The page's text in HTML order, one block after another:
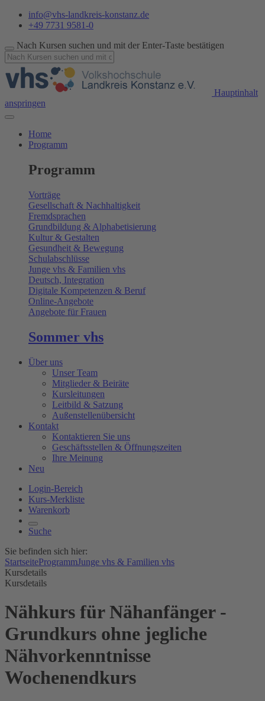
info@vhs-landkreis-konstanz.de
+49 7731 9581-0
Nach Kursen suchen und mit der Enter-Taste bestätigen
Hauptinhalt
anspringen
Home
Programm
Programm
Vorträge
Gesellschaft & Nachhaltigkeit
Fremdsprachen
Grundbildung & Alphabetisierung
Kultur & Gestalten
Gesundheit & Bewegung
Schulabschlüsse
Junge vhs & Familien vhs
Deutsch, Integration
Digitale Kompetenzen & Beruf
Online-Angebote
Angebote für Frauen
Sommer vhs
Über uns
Unser Team
Mitglieder & Beiräte
Kursleitungen
Leitbild & Satzung
Außenstellenübersicht
Kontakt
Kontaktieren Sie uns
Geschäftsstellen & Öffnungszeiten
Ihre Meinung
Neu
Login-Bereich
Kurs-Merkliste
Warenkorb
Suche
Sie befinden sich hier:
StartseiteProgrammJunge vhs & Familien vhs
Kursdetails
Kursdetails
Nähkurs für Nähanfänger -
Grundkurs ohne jegliche
Nähvorkenntnisse
Wochenendkurs